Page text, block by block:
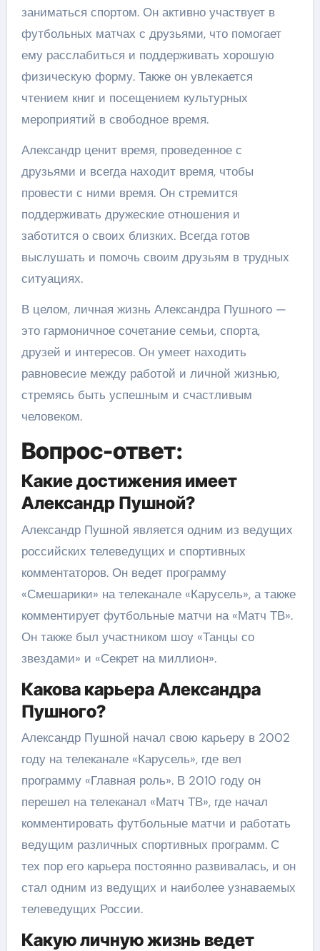
заниматься спортом. Он активно участвует в
футбольных матчах с друзьями, что помогает
ему расслабиться и поддерживать хорошую
физическую форму. Также он увлекается
чтением книг и посещением культурных
мероприятий в свободное время.
Александр ценит время, проведенное с
друзьями и всегда находит время, чтобы
провести с ними время. Он стремится
поддерживать дружеские отношения и
заботится о своих близких. Всегда готов
выслушать и помочь своим друзьям в трудных
ситуациях.
В целом, личная жизнь Александра Пушного —
это гармоничное сочетание семьи, спорта,
друзей и интересов. Он умеет находить
равновесие между работой и личной жизнью,
стремясь быть успешным и счастливым
человеком.
Вопрос-ответ:
Какие достижения имеет
Александр Пушной?
Александр Пушной является одним из ведущих
российских телеведущих и спортивных
комментаторов. Он ведет программу
«Смешарики» на телеканале «Карусель», а также
комментирует футбольные матчи на «Матч ТВ».
Он также был участником шоу «Танцы со
звездами» и «Секрет на миллион».
Какова карьера Александра
Пушного?
Александр Пушной начал свою карьеру в 2002
году на телеканале «Карусель», где вел
программу «Главная роль». В 2010 году он
перешел на телеканал «Матч ТВ», где начал
комментировать футбольные матчи и работать
ведущим различных спортивных программ. С
тех пор его карьера постоянно развивалась, и он
стал одним из ведущих и наиболее узнаваемых
телеведущих России.
Какую личную жизнь ведет